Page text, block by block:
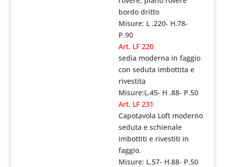
bordo dritto
Misure: L .220- H.78-
P.90
Art. LF 220
sedia moderna in faggio
con seduta imbottita e
rivestita
Misure:L.45- H .88- P.50
Art. LF 231
Capotavola Loft moderno
seduta e schienale
imbottiti e rivestiti in
faggio.
Misure: L.57- H.88- P.50